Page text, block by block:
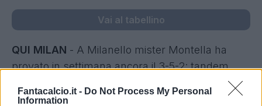
Fantacalcio.it - Do Not Process My Personal
Information
Vai al tabellino
QUI MILAN - A Milanello mister Montella ha
provato in settimana ancora il 3-5-2: tandem
d'attacco Bacca-Lapadula, mentre sulle fasce
Deulofeu e Vangioni complice la squalifica di